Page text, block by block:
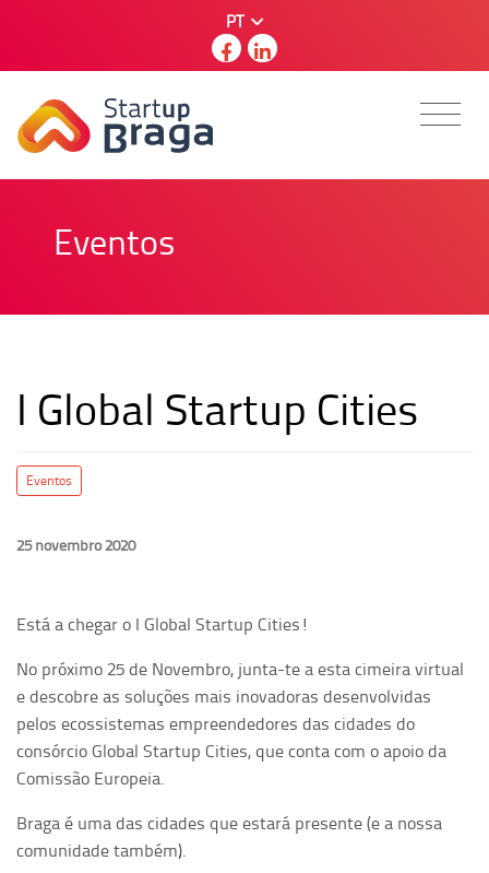
PT
Eventos
I Global Startup Cities
Eventos
25 novembro 2020
Está a chegar o I Global Startup Cities!
No próximo 25 de Novembro, junta-te a esta cimeira virtual
e descobre as soluções mais inovadoras desenvolvidas
pelos ecossistemas empreendedores das cidades do
consórcio Global Startup Cities, que conta com o apoio da
Comissão Europeia.
Braga é uma das cidades que estará presente (e a nossa
comunidade também).